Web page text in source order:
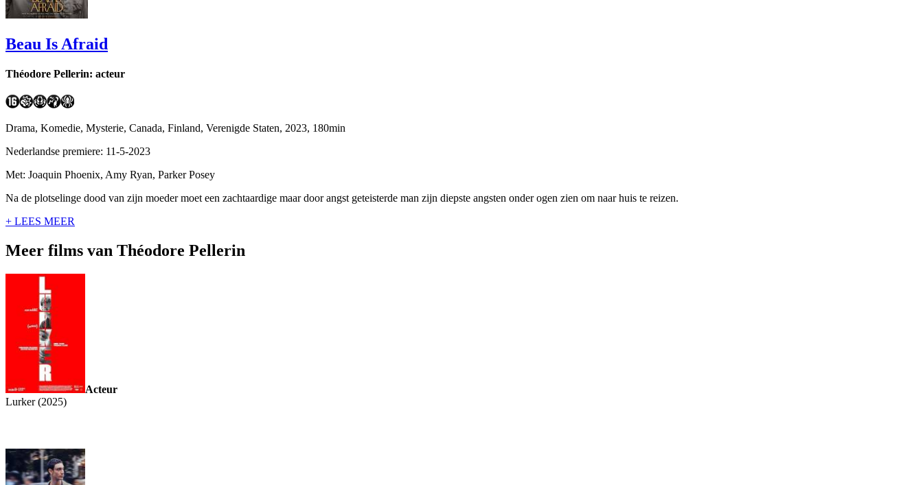
Beau Is Afraid
Théodore Pellerin: acteur
Drama, Komedie, Mysterie, Canada, Finland, Verenigde Staten, 2023, 180min
Nederlandse premiere: 11-5-2023
Met: Joaquin Phoenix, Amy Ryan, Parker Posey
Na de plotselinge dood van zijn moeder moet een zachtaardige maar door angst geteisterde man zijn diepste angsten onder ogen zien om naar huis te reizen.
+ LEES MEER
Meer films van Théodore Pellerin
Acteur
Lurker (2025)